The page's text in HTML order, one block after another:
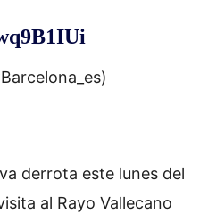
derrota este lunes del
al Rayo Vallecano